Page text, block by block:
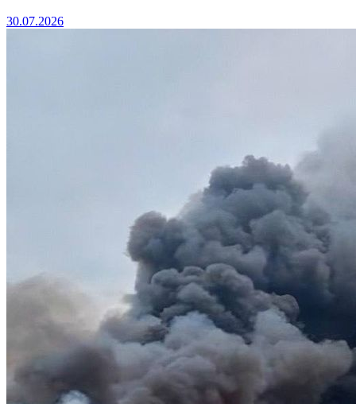
30.07.2026